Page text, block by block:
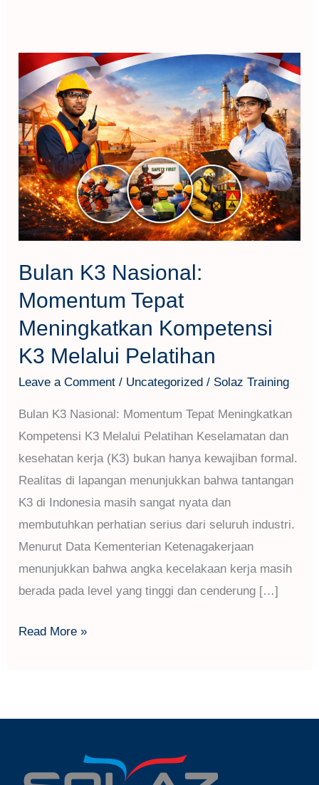
Bulan K3 Nasional:
Momentum Tepat
Meningkatkan Kompetensi
K3 Melalui Pelatihan
Leave a Comment / Uncategorized / Solaz Training
Bulan K3 Nasional: Momentum Tepat Meningkatkan
Kompetensi K3 Melalui Pelatihan Keselamatan dan
kesehatan kerja (K3) bukan hanya kewajiban formal.
Realitas di lapangan menunjukkan bahwa tantangan
K3 di Indonesia masih sangat nyata dan
membutuhkan perhatian serius dari seluruh industri.
Menurut Data Kementerian Ketenagakerjaan
menunjukkan bahwa angka kecelakaan kerja masih
berada pada level yang tinggi dan cenderung […]
Bulan
Nasional:
Momentum
Tepat
Meningkatkan
Kompetensi
K3
Melalui
Pelatihan
Read More »